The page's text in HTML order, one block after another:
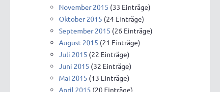
November 2015 (33 Einträge)
Oktober 2015 (24 Einträge)
September 2015 (26 Einträge)
August 2015 (21 Einträge)
Juli 2015 (22 Einträge)
Juni 2015 (32 Einträge)
Mai 2015 (13 Einträge)
April 2015 (20 Einträge)